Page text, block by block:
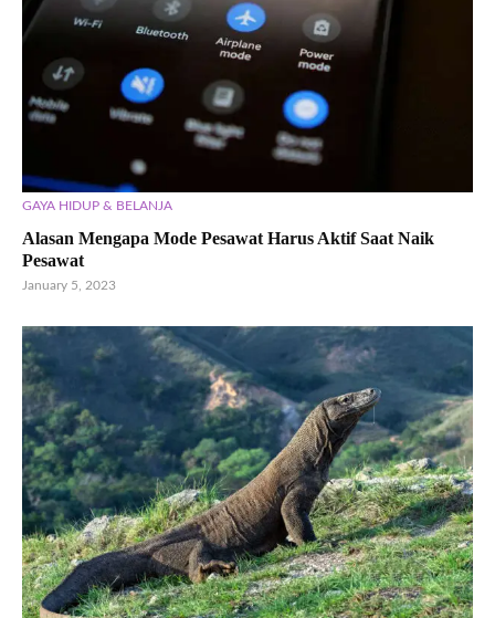
GAYA HIDUP & BELANJA
Alasan Mengapa Mode Pesawat Harus Aktif Saat Naik
Pesawat
January 5, 2023